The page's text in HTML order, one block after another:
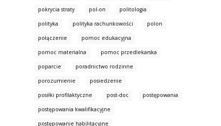
pokrycia straty pol-on politologia
polityka polityka rachunkowości polon
połączenie pomoc edukacyjna
pomoc materialna pomoc przedlekarska
poparcie poradnictwo rodzinne
porozumienie posiedzenie
posiłki profilaktyczne post-doc postępowania
postępowania kwalifikacyjne
postępowanie habilitacyjne